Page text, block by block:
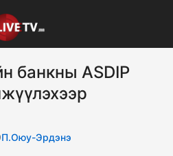
банкны ASDIP
П.Оюу-Эрдэнэ